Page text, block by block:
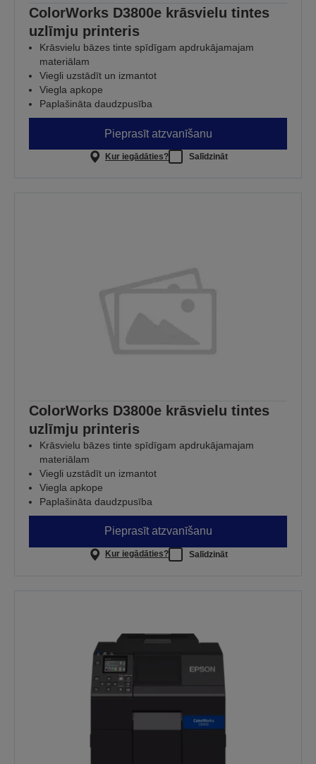
ColorWorks D3800e krāsvielu tintes
uzlīmju printeris
Krāsvielu bāzes tinte spīdīgam apdrukājamajam
materiālam
Viegli uzstādīt un izmantot
Viegla apkope
Paplašināta daudzpusība
Pieprasīt atzvanīšanu
Kur iegādāties? Salīdzināt
ColorWorks D3800e krāsvielu tintes
uzlīmju printeris
Krāsvielu bāzes tinte spīdīgam apdrukājamajam
materiālam
Viegli uzstādīt un izmantot
Viegla apkope
Paplašināta daudzpusība
Pieprasīt atzvanīšanu
Kur iegādāties? Salīdzināt